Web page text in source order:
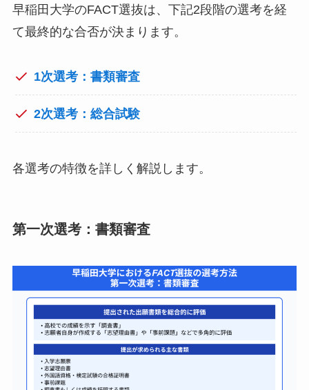
早稲田大学のFACT選抜は、下記2段階の選考を経
て最終的な合否が決まります。
1次選考：書類審査
2次選考：総合試験
各選考の特徴を詳しく解説します。
第一次選考：書類審査